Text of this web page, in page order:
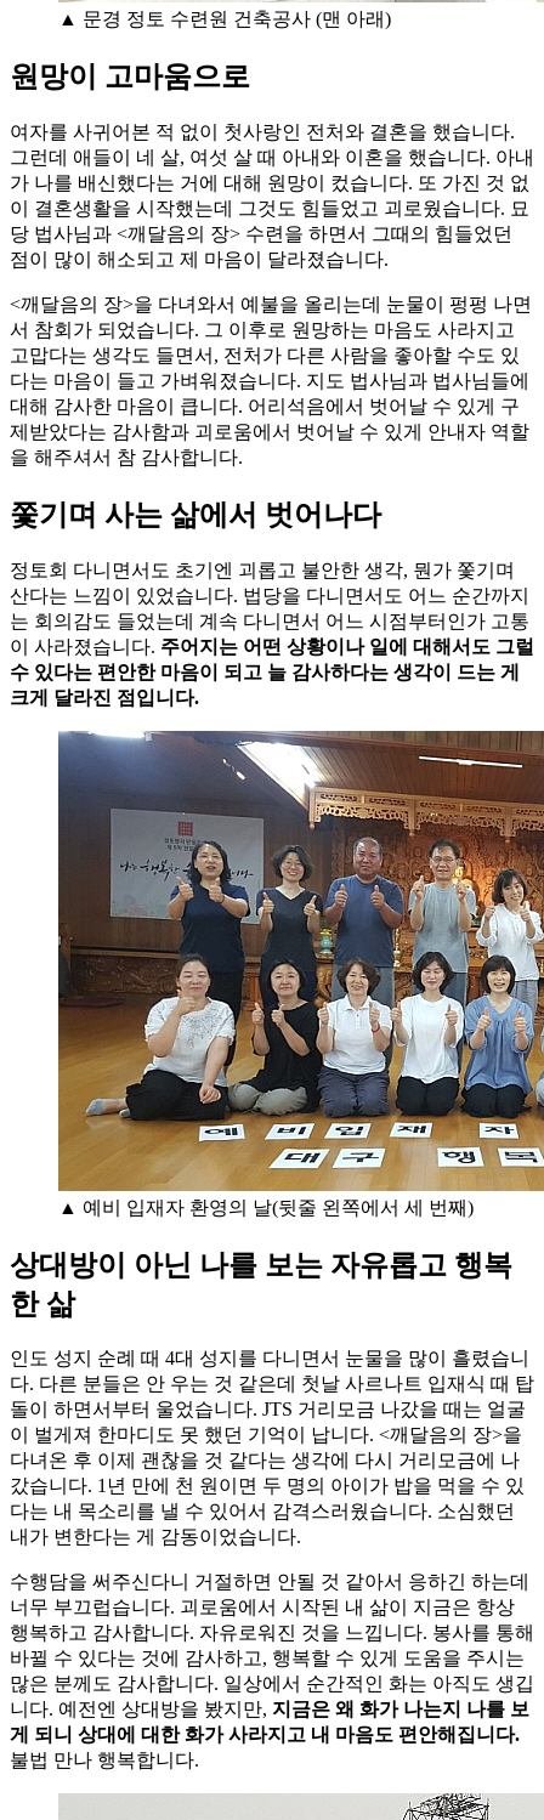
▲ 문경 정토 수련원 건축공사 (맨 아래)
원망이 고마움으로
여자를 사귀어본 적 없이 첫사랑인 전처와 결혼을 했습니다.
그런데 애들이 네 살, 여섯 살 때 아내와 이혼을 했습니다. 아내
가 나를 배신했다는 거에 대해 원망이 컸습니다. 또 가진 것 없
이 결혼생활을 시작했는데 그것도 힘들었고 괴로웠습니다. 묘
당 법사님과 <깨달음의 장> 수련을 하면서 그때의 힘들었던
점이 많이 해소되고 제 마음이 달라졌습니다.
<깨달음의 장>을 다녀와서 예불을 올리는데 눈물이 펑펑 나면
서 참회가 되었습니다. 그 이후로 원망하는 마음도 사라지고
고맙다는 생각도 들면서, 전처가 다른 사람을 좋아할 수도 있
다는 마음이 들고 가벼워졌습니다. 지도 법사님과 법사님들에
대해 감사한 마음이 큽니다. 어리석음에서 벗어날 수 있게 구
제받았다는 감사함과 괴로움에서 벗어날 수 있게 안내자 역할
을 해주셔서 참 감사합니다.
쫓기며 사는 삶에서 벗어나다
정토회 다니면서도 초기엔 괴롭고 불안한 생각, 뭔가 쫓기며
산다는 느낌이 있었습니다. 법당을 다니면서도 어느 순간까지
는 회의감도 들었는데 계속 다니면서 어느 시점부터인가 고통
이 사라졌습니다. 주어지는 어떤 상황이나 일에 대해서도 그럴
수 있다는 편안한 마음이 되고 늘 감사하다는 생각이 드는 게
크게 달라진 점입니다.
▲ 예비 입재자 환영의 날(뒷줄 왼쪽에서 세 번째)
상대방이 아닌 나를 보는 자유롭고 행복
한 삶
인도 성지 순례 때 4대 성지를 다니면서 눈물을 많이 흘렸습니
다. 다른 분들은 안 우는 것 같은데 첫날 사르나트 입재식 때 탑
돌이 하면서부터 울었습니다. JTS 거리모금 나갔을 때는 얼굴
이 벌게져 한마디도 못 했던 기억이 납니다. <깨달음의 장>을
다녀온 후 이제 괜찮을 것 같다는 생각에 다시 거리모금에 나
갔습니다. 1년 만에 천 원이면 두 명의 아이가 밥을 먹을 수 있
다는 내 목소리를 낼 수 있어서 감격스러웠습니다. 소심했던
내가 변한다는 게 감동이었습니다.
수행담을 써주신다니 거절하면 안될 것 같아서 응하긴 하는데
너무 부끄럽습니다. 괴로움에서 시작된 내 삶이 지금은 항상
행복하고 감사합니다. 자유로워진 것을 느낍니다. 봉사를 통해
바뀔 수 있다는 것에 감사하고, 행복할 수 있게 도움을 주시는
많은 분께도 감사합니다. 일상에서 순간적인 화는 아직도 생깁
니다. 예전엔 상대방을 봤지만, 지금은 왜 화가 나는지 나를 보
게 되니 상대에 대한 화가 사라지고 내 마음도 편안해집니다.
불법 만나 행복합니다.